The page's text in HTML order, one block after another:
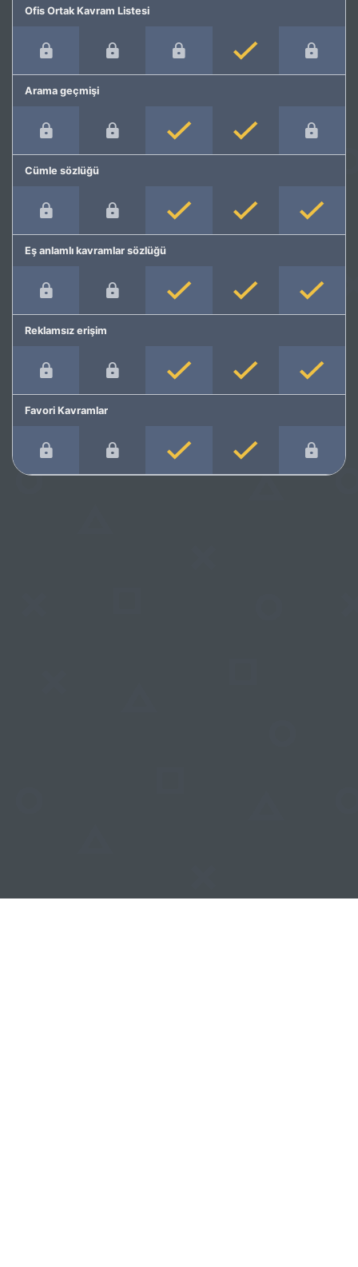
Ofis Ortak Kavram Listesi
Arama geçmişi
Cümle sözlüğü
Eş anlamlı kavramlar sözlüğü
Reklamsız erişim
Favori Kavramlar